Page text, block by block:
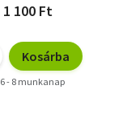
1 100 Ft
Kosárba
6 - 8 munkanap